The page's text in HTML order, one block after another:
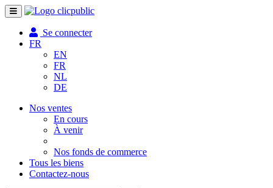
Toggle
navigation
Se connecter
FR
EN
FR
NL
DE
Nos ventes
En cours
À venir
Nos fonds de commerce
Tous les biens
Contactez-nous